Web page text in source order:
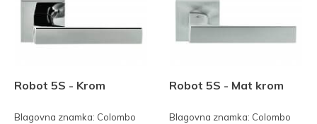
Robot 5S - Krom
Blagovna znamka: Colombo
Robot 5S - Mat krom
Blagovna znamka: Colombo